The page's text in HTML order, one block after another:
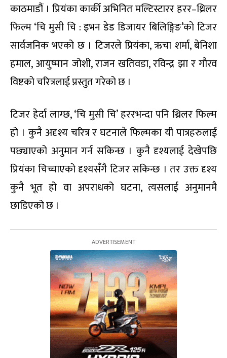
काठमाडौं । प्रियंका कार्की अभिनित मल्टिस्टारर हरर–थ्रिलर
फिल्म ‘चि मुसी चि : इभन डेड डिजायर बिलिङ्गिङ’को टिजर
सार्वजनिक भएको छ । टिजरले प्रियंका, ऋचा शर्मा, बेनिशा
हमाल, आयुष्मान जोशी, राजन खतिवडा, रविन्द्र झा र गौरव
विष्टको चरित्रलाई प्रस्तुत गरेको छ ।
टिजर हेर्दा लाग्छ, ‘चि मुसी चि’ हररभन्दा पनि थ्रिलर फिल्म
हो । कुनै अदृश्य चरित्र र घटनाले फिल्मका यी पात्रहरुलाई
पछ्याएको अनुमान गर्न सकिन्छ । कुनै दृश्यलाई देखेपछि
प्रियंका चिच्चाएको दृश्यसँगै टिजर सकिन्छ । तर उक्त दृश्य
कुनै भूत हो वा अपराधको घटना, त्यसलाई अनुमानमै
छाडिएको छ ।